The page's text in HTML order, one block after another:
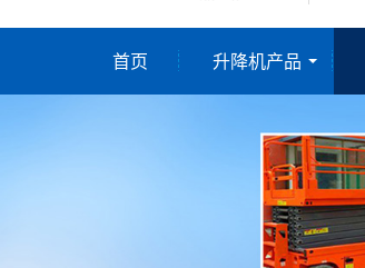
首页 升降机产品